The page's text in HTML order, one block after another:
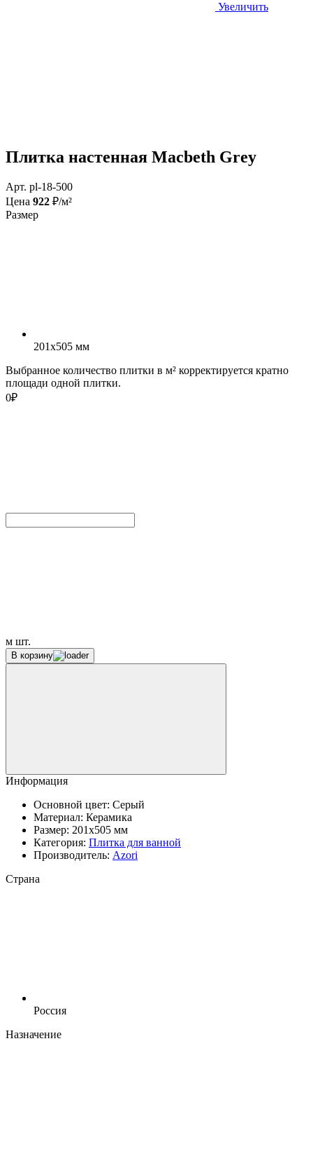
Увеличить
Плитка настенная Macbeth Grey
Арт. pl-18-500
Цена 922 ₽/м²
Размер
201x505 мм
Выбранное количество плитки в м² корректируется кратно
площади одной плитки.
0₽
м шт.
В корзину
Информация
Основной цвет: Серый
Материал: Керамика
Размер: 201x505 мм
Категория: Плитка для ванной
Производитель: Azori
Страна
Россия
Назначение